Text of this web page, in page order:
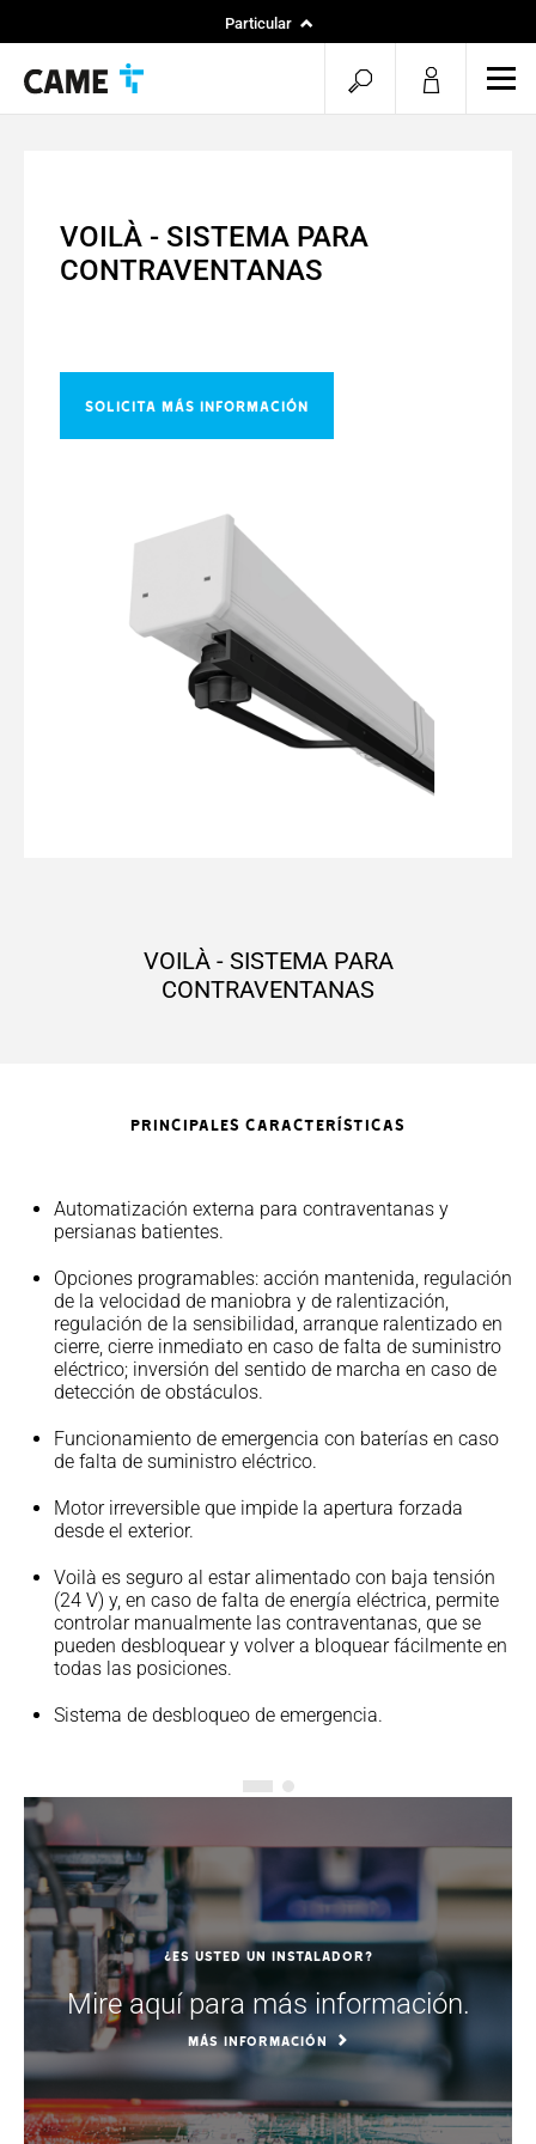
Particular
VOILÀ - SISTEMA PARA
CONTRAVENTANAS
Solicita más información
VOILÀ - SISTEMA PARA
CONTRAVENTANAS
PRINCIPALES CARACTERÍSTICAS
Automatización externa para contraventanas y
persianas batientes.
Opciones programables: acción mantenida, regulación
de la velocidad de maniobra y de ralentización,
regulación de la sensibilidad, arranque ralentizado en
cierre, cierre inmediato en caso de falta de suministro
eléctrico; inversión del sentido de marcha en caso de
detección de obstáculos.
Funcionamiento de emergencia con baterías en caso
de falta de suministro eléctrico.
Motor irreversible que impide la apertura forzada
desde el exterior.
Voilà es seguro al estar alimentado con baja tensión
(24 V) y, en caso de falta de energía eléctrica, permite
controlar manualmente las contraventanas, que se
pueden desbloquear y volver a bloquear fácilmente en
todas las posiciones.
Sistema de desbloqueo de emergencia.
¿Es usted un instalador?
Mire aquí para más información.
MÁS INFORMACIÓN